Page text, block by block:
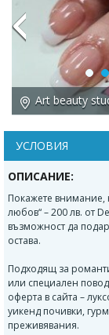
Art beauty
Previous
УСЛОВИЯ
ОПИСАНИЕ:
Покажете внимание,
любов“ – 200 лв. от
възможност да
остава.
Подходящ за
или специален
оферта в сайта –
уикенд почивки,
преживявания.